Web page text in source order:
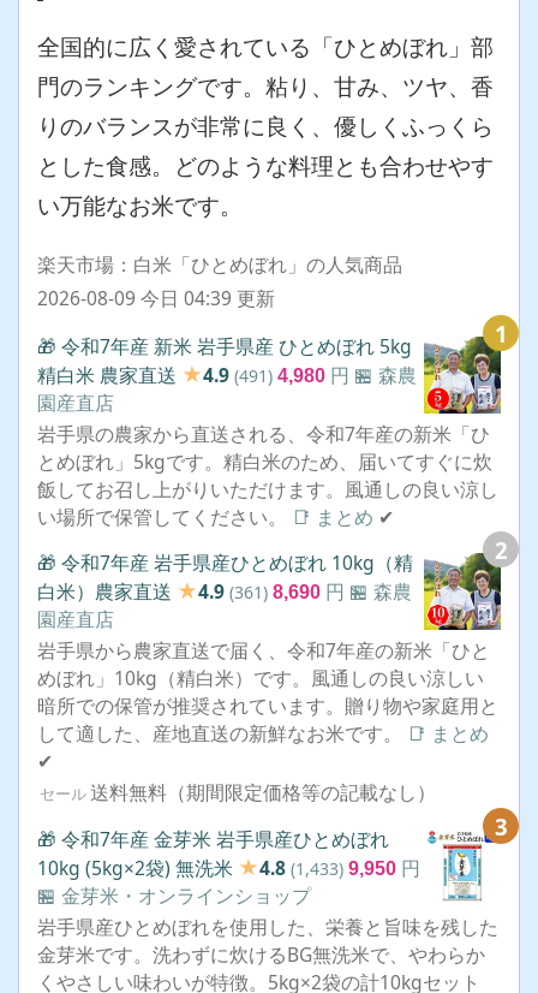
全国的に広く愛されている「ひとめぼれ」部
門のランキングです。粘り、甘み、ツヤ、香
りのバランスが非常に良く、優しくふっくら
とした食感。どのような料理とも合わせやす
い万能なお米です。
楽天市場：白米「ひとめぼれ」の人気商品
2026-08-09 今日 04:39 更新
1
🎁 令和7年産 新米 岩手県産 ひとめぼれ 5kg
精白米 農家直送 ★4.9 (491) 4,980 円 🏪 森農
園産直店
岩手県の農家から直送される、令和7年産の新米「ひ
とめぼれ」5kgです。精白米のため、届いてすぐに炊
飯してお召し上がりいただけます。風通しの良い涼し
い場所で保管してください。
📑 まとめ ✔
2
🎁 令和7年産 岩手県産ひとめぼれ 10kg（精
白米）農家直送 ★4.9 (361) 8,690 円 🏪 森農
園産直店
岩手県から農家直送で届く、令和7年産の新米「ひと
めぼれ」10kg（精白米）です。風通しの良い涼しい
暗所での保管が推奨されています。贈り物や家庭用と
して適した、産地直送の新鮮なお米です。
📑 まとめ
✔
セール 送料無料（期間限定価格等の記載なし）
3
🎁 令和7年産 金芽米 岩手県産ひとめぼれ
10kg (5kg×2袋) 無洗米 ★4.8 (1,433) 9,950 円
🏪 金芽米・オンラインショップ
岩手県産ひとめぼれを使用した、栄養と旨味を残した
金芽米です。洗わずに炊けるBG無洗米で、やわらか
くやさしい味わいが特徴。5kg×2袋の計10kgセット